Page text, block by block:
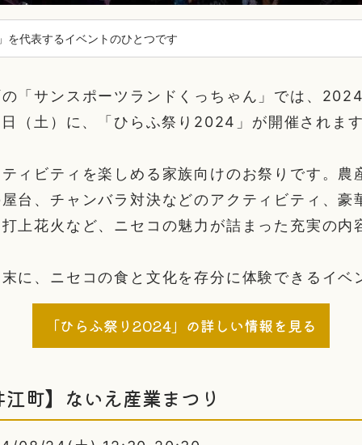
を代表するイベントのひとつです
「サンスポーツランドくっちゃん」では、
（土）に、「ひらふ祭り2024」が開催されま
ィビティを楽しめる家族向けのお祭りです。農
台、チャンバラ対決などのアクティビティ、豪
上花火など、ニセコの魅力が詰まった充実の内
に、ニセコの食と文化を存分に体験できるイベ
「ひらふ祭り2024」の詳しい情報を見る
町】ないえ産業まつり